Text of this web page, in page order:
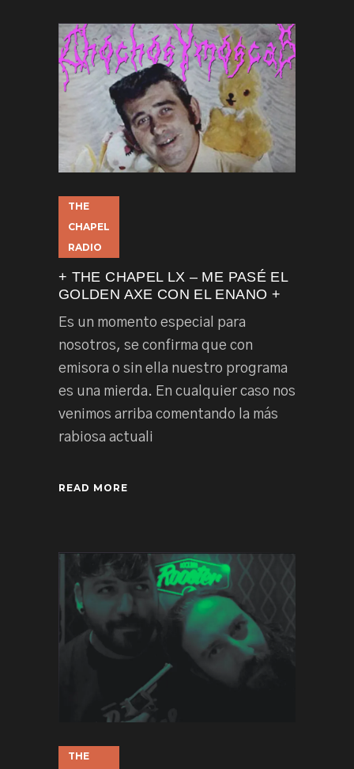
THE
CHAPEL
RADIO
+ THE CHAPEL LX – ME PASÉ EL
GOLDEN AXE CON EL ENANO +
Es un momento especial para
nosotros, se confirma que con
emisora o sin ella nuestro programa
es una mierda. En cualquier caso nos
venimos arriba comentando la más
rabiosa actuali
READ MORE
THE